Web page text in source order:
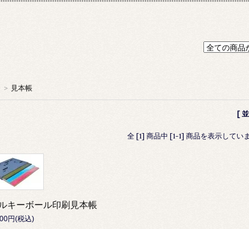
> 見本帳
[
全 [1] 商品中 [1-1] 商品を表示してい
キーボール印刷見本帳
円(税込)